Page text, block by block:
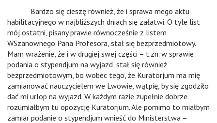
Bardzo się cieszę również, że i sprawa mego aktu
habilitacyjnego w najbliższych dniach się załatwi. O tyle list
mój ostatni, pisany prawie równocześnie z listem
WSzanownego Pana Profesora, stał się bezprzedmiotowy.
Mam wrażenie, że i w drugiej swej części – t.zn. w sprawie
podania o stypendjum na wyjazd, stał się również
bezprzedmiotowym, bo wobec tego, że Kuratorjum ma mię
zamianować nauczycielem we Lwowie, wątpię, by się zgodziło
dać mi urlop na wyjazd. W każdym razie zupełnie dobrze
rozumiałbym tu opozycję Kuratorjum. Ale pomimo to miałbym
zamiar podanie o stypendjum wnieść do Ministerstwa –